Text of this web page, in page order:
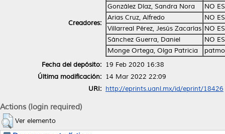
Creadores:
González Díaz, Sandra Nora
NO
Arias Cruz, Alfredo
NO
Villarreal Pérez, Jesús Zacarías NO
Sánchez Guerra, Daniel
NO
Monge Ortega, Olga Patricia
Fecha del depósito: 19 Feb 2020 16:38
Última modificación: 14 Mar 2022 22:09
URI: http://eprints.uanl.mx/id/eprint/18426
Actions (login required)
Ver elemento